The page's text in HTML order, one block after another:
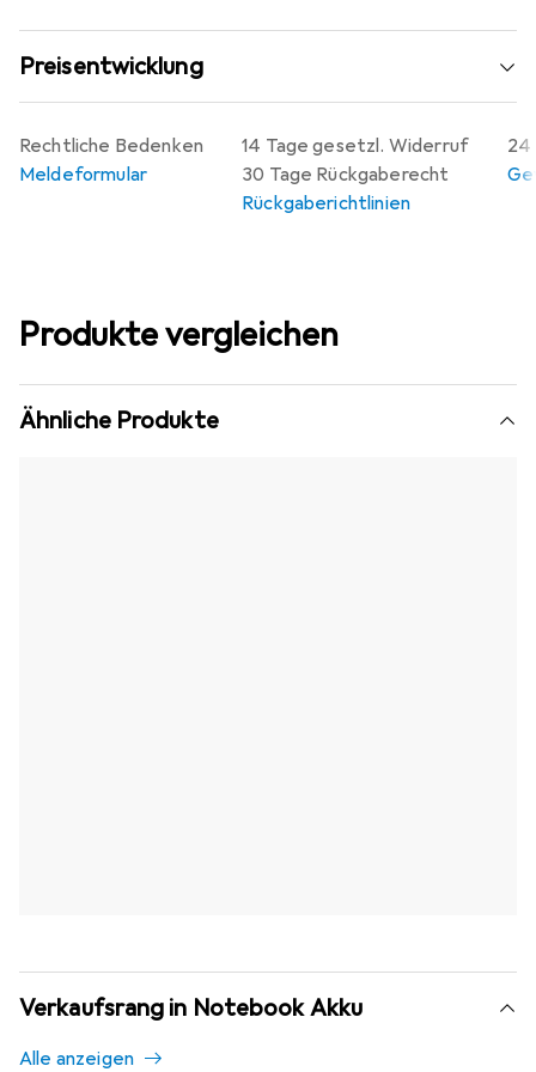
Preisentwicklung
14 Tage gesetzl. Widerruf
30 Tage Rückgaberecht
Rückgaberichtlinien
24
Rechtliche Bedenken
Meldeformular
Produkte vergleichen
Ähnliche Produkte
Verkaufsrang in Notebook Akku
Alle anzeigen